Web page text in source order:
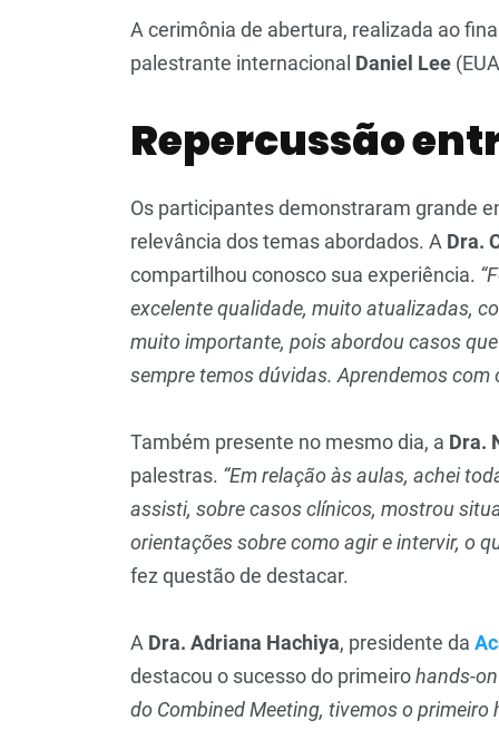
A cerimônia de abertura, realizada ao
palestrante internacional Daniel Lee
Repercussão
Os participantes demonstraram grande
relevância dos temas abordados. A Dra.
compartilhou conosco sua experiência.
excelente qualidade, muito atualizadas,
muito importante, pois abordou casos
sempre temos dúvidas. Aprendemos com
Também presente no mesmo dia, a Dra.
palestras. “Em relação às aulas, achei
assisti, sobre casos clínicos, mostrou
orientações sobre como agir e intervir, o
fez questão de destacar.
A Dra. Adriana Hachiya, presidente da
destacou o sucesso do primeirohands-
do Combined Meeting, tivemos o